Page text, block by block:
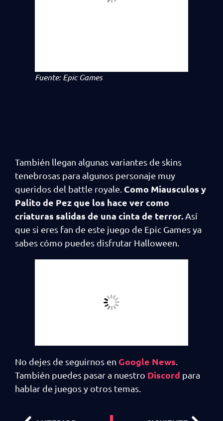
Fuente: Epic Games
También llegan algunas variantes de skins
tenebrosas para algunos personaje muy
queridos del battle royale. Como Miausculos y
Palito de Pez que los hace ver como
criaturas salidas de una cinta de terror. Así
que si eres fan de este juego de Epic Games ya
sabes cómo puedes disfrutar Halloween.
No dejes de seguirnos en Google News
También puedes pasar a nuestro Discord para
hablar de juegos y otros temas.